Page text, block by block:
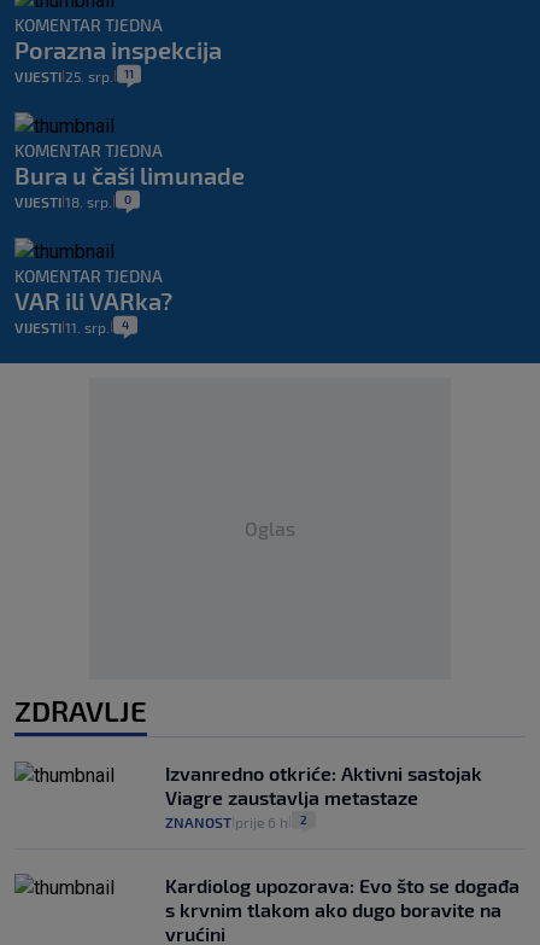
KOMENTAR TJEDNA
Porazna inspekcija
VIJESTI 25. srp. 11
KOMENTAR TJEDNA
Bura u čaši limunade
VIJESTI 18. srp. 0
KOMENTAR TJEDNA
VAR ili VARka?
VIJESTI 11. srp. 4
Oglas
ZDRAVLJE
Izvanredno otkriće: Aktivni sastojak
Viagre zaustavlja metastaze
ZNANOST prije 6 h 2
Kardiolog upozorava: Evo što se događa
s krvnim tlakom ako dugo boravite na
vrućini